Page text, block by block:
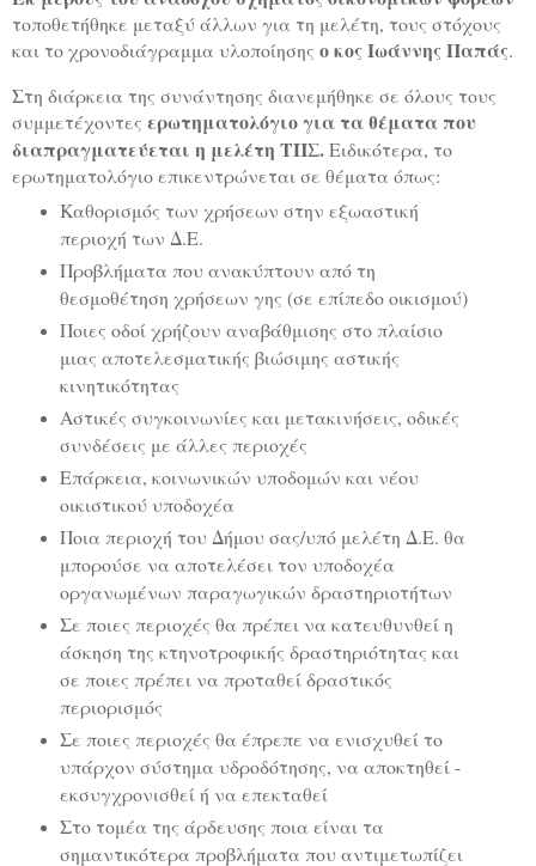
τοποθετήθηκε μεταξύ άλλων για τη μελέτη, τους στόχους
και το χρονοδιάγραμμα υλοποίησης ο κος Ιωάννης Παπάς.
Στη διάρκεια της συνάντησης διανεμήθηκε σε όλους τους
συμμετέχοντες ερωτηματολόγιο για τα θέματα που
διαπραγματεύεται η μελέτη ΤΠΣ.Ειδικότερα, το
ερωτηματολόγιο επικεντρώνεται σε θέματα όπως:
Καθορισμός των χρήσεων στην εξωαστική
περιοχή των Δ.Ε.
Προβλήματα που ανακύπτουν από τη
θεσμοθέτηση χρήσεων γης (σε επίπεδο οικισμού)
Ποιες οδοί χρήζουν αναβάθμισης στο πλαίσιο
μιας αποτελεσματικής βιώσιμης αστικής
κινητικότητας
Αστικές συγκοινωνίες και μετακινήσεις, οδικές
συνδέσεις με άλλες περιοχές
Επάρκεια, κοινωνικών υποδομών και νέου
οικιστικού υποδοχέα
Ποια περιοχή του Δήμου σας/υπό μελέτη Δ.Ε. θα
μπορούσε να αποτελέσει τον υποδοχέα
οργανωμένων παραγωγικών δραστηριοτήτων
Σε ποιες περιοχές θα πρέπει να κατευθυνθεί η
άσκηση της κτηνοτροφικής δραστηριότητας και
σε ποιες πρέπει να προταθεί δραστικός
περιορισμός
Σε ποιες περιοχές θα έπρεπε να ενισχυθεί το
υπάρχον σύστημα υδροδότησης, να αποκτηθεί -
εκσυγχρονισθεί ή να επεκταθεί
Στο τομέα της άρδευσης ποια είναι τα
σημαντικότερα προβλήματα που αντιμετωπίζει